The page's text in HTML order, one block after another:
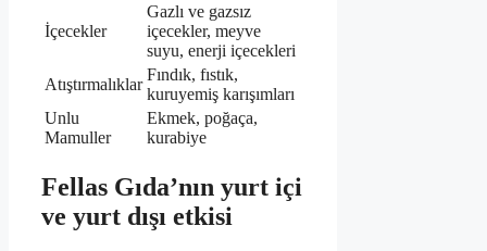
İçecekler
Gazlı ve gazsız
içecekler, meyve
suyu, enerji içecekleri
Atıştırmalıklar
Fındık, fıstık,
kuruyemiş karışımları
Unlu
Mamuller
Ekmek, poğaça,
kurabiye
Fellas Gıda’nın yurt içi
ve yurt dışı etkisi